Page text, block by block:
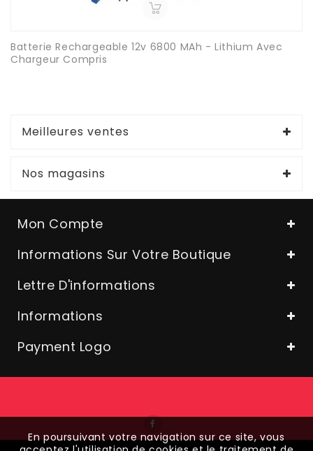
Batterie Rechargeable 12v 6800 MAh - Lithium Avec
Chargeur Compris
Meilleures ventes
Nos magasins
Mon Compte
Informations Sur Votre Boutique
Lettre D'informations
Informations
Payment Logo
En poursuivant votre navigation sur ce site, vous